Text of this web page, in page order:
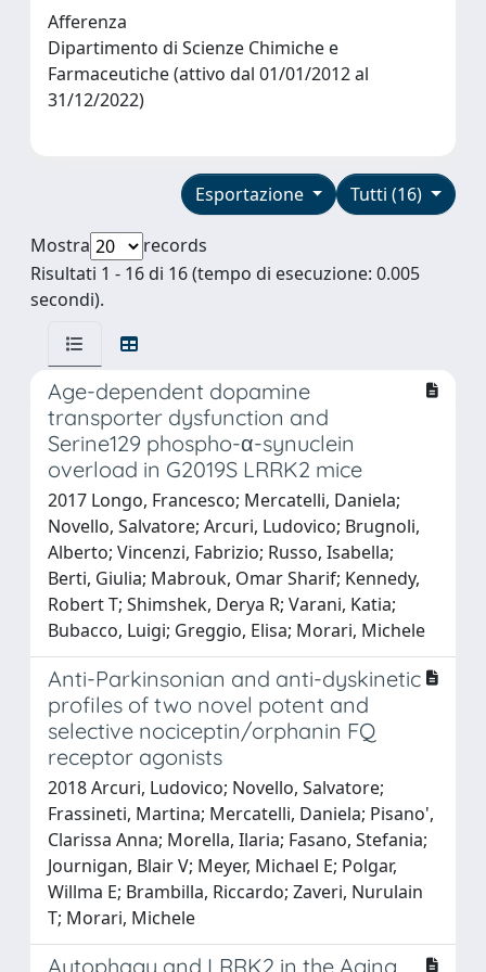
Afferenza
Dipartimento di Scienze Chimiche e
Farmaceutiche (attivo dal 01/01/2012 al
31/12/2022)
Tutti (16)
Esportazione
Mostra
records
Risultati 1 - 16 di 16 (tempo di esecuzione: 0.005
secondi).
Age-dependent dopamine
transporter dysfunction and
Serine129 phospho-α-synuclein
overload in G2019S LRRK2 mice
2017 Longo, Francesco; Mercatelli, Daniela;
Novello, Salvatore; Arcuri, Ludovico; Brugnoli,
Alberto; Vincenzi, Fabrizio; Russo, Isabella;
Berti, Giulia; Mabrouk, Omar Sharif; Kennedy,
Robert T; Shimshek, Derya R; Varani, Katia;
Bubacco, Luigi; Greggio, Elisa; Morari, Michele
Anti-Parkinsonian and anti-dyskinetic
profiles of two novel potent and
selective nociceptin/orphanin FQ
receptor agonists
2018 Arcuri, Ludovico; Novello, Salvatore;
Frassineti, Martina; Mercatelli, Daniela; Pisano',
Clarissa Anna; Morella, Ilaria; Fasano, Stefania;
Journigan, Blair V; Meyer, Michael E; Polgar,
Willma E; Brambilla, Riccardo; Zaveri, Nurulain
T; Morari, Michele
Autophagy and LRRK2 in the Aging